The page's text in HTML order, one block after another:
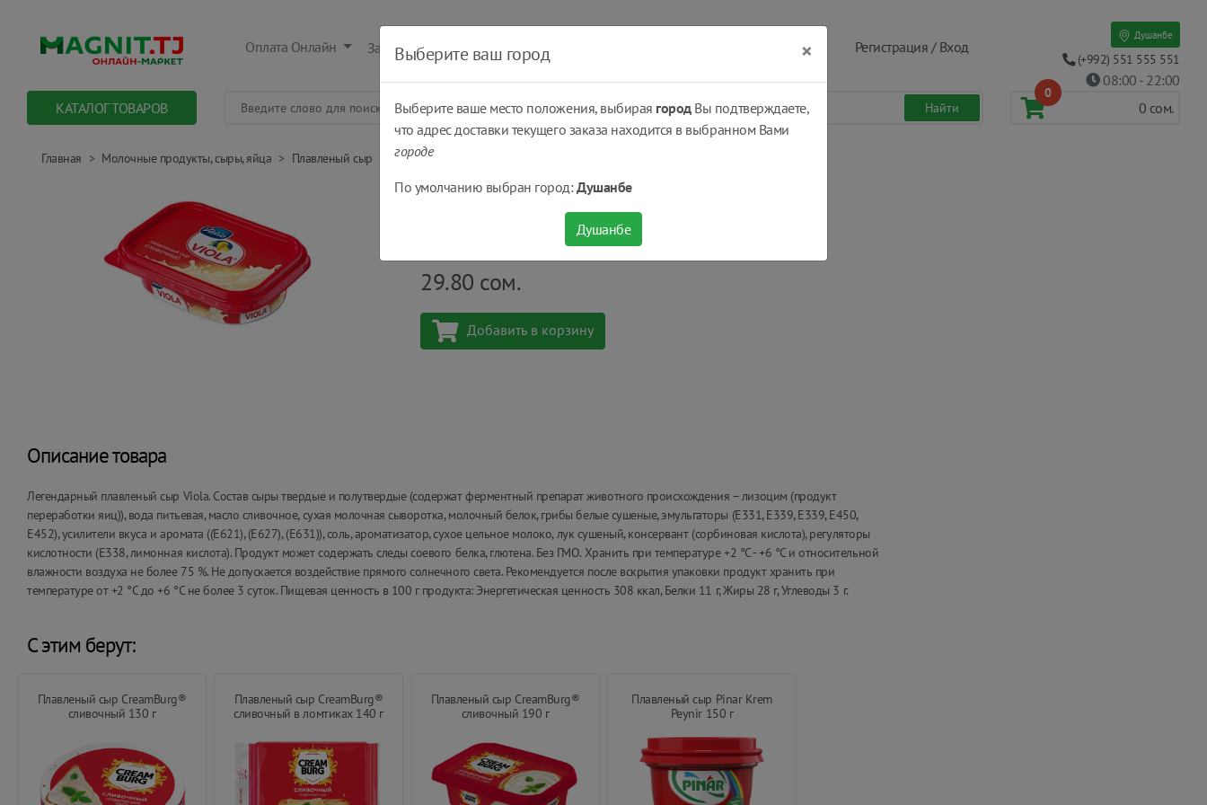
Оплата Онлайн Заказать Оплатить Получить Регистрация / Вход
Душанбе
(+992) 551 555 551
08:00 - 22:00
КАТАЛОГ ТОВАРОВ
0
0 сом.
Главная Молочные продукты, сыры, яйца Плавленый сыр Плавленый сыр сливочный Viola® 200 г
Плавленый сыр сливочный Viola® 200 г
шт
29.80 сом.
Добавить в корзину
Описание товара
Легендарный плавленый сыр Viola. Состав сыры твердые и полутвердые (содержат ферментный препарат животного происхождения – лизоцим (продукт
переработки яиц)), вода питьевая, масло сливочное, сухая молочная сыворотка, молочный белок, грибы белые сушеные, эмульгаторы (Е331, Е339, Е339, Е450,
E452), усилители вкуса и аромата ((Е621), (Е627), (Е631)), соль, ароматизатор, сухое цельное молоко, лук сушеный, консервант (сорбиновая кислота), регуляторы
кислотности (Е338, лимонная кислота). Продукт может содержать следы соевого белка, глютена. Без ГМО. Хранить при температуре +2 °С - +6 °С и относительной
влажности воздуха не более 75 %. Не допускается воздействие прямого солнечного света. Рекомендуется после вскрытия упаковки продукт хранить при
температуре от +2 °С до +6 °С не более 3 суток. Пищевая ценность в 100 г продукта: Энергетическая ценность 308 ккал, Белки 11 г, Жиры 28 г, Углеводы 3 г.
С этим берут:
Плавленый сыр CreamBurg®
сливочный 130 г
Плавленый сыр CreamBurg®
сливочный в ломтиках 140 г
Плавленый сыр CreamBurg®
сливочный 190 г
Плавленый сыр Pinar Krem
Peynir 150 г
Выберите ваш город ×
Выберите ваше место положения, выбирая городВы подтверждаете,
что адрес доставки текущего заказа находится в выбранном Вами
городе
По умолчанию выбран город:Душанбе
Душанбе